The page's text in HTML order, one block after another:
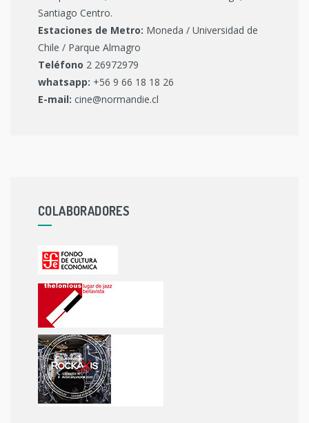
Santiago Centro.
Estaciones de Metro: Moneda / Universidad de
Chile / Parque Almagro
Teléfono 2 26972979
whatsapp: +56 9 66 18 18 26
E-mail: cine@normandie.cl
COLABORADORES